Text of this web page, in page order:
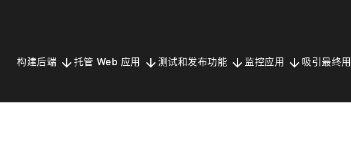
构建后端 arrow_downward 托管 Web 应用 arrow_downward 测试和发布功能 arrow_downward监控应用 arrow_downward 吸引最终